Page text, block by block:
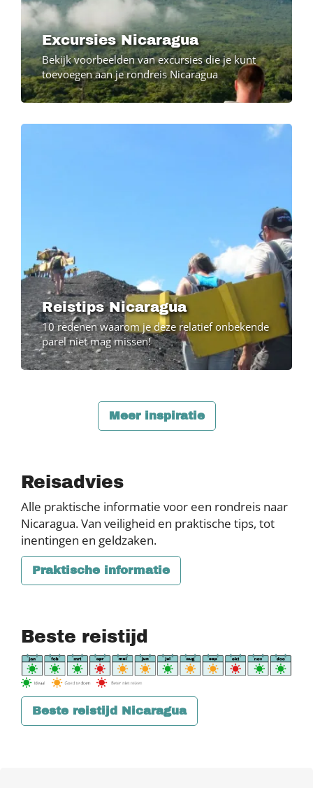
Excursies Nicaragua
Bekijk voorbeelden van excursies die je kunt
toevoegen aan je rondreis Nicaragua
Reistips Nicaragua
10 redenen waarom je deze relatief onbekende
parel niet mag missen!
Meer inspiratie
Reisadvies
Alle praktische informatie voor een rondreis naar
Nicaragua. Van veiligheid en praktische tips, tot
inentingen en geldzaken.
Praktische informatie
Beste reistijd
Beste reistijd Nicaragua